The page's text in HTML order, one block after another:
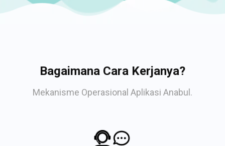
Bagaimana Cara Kerjanya?
Mekanisme Operasional Aplikasi Anabul.